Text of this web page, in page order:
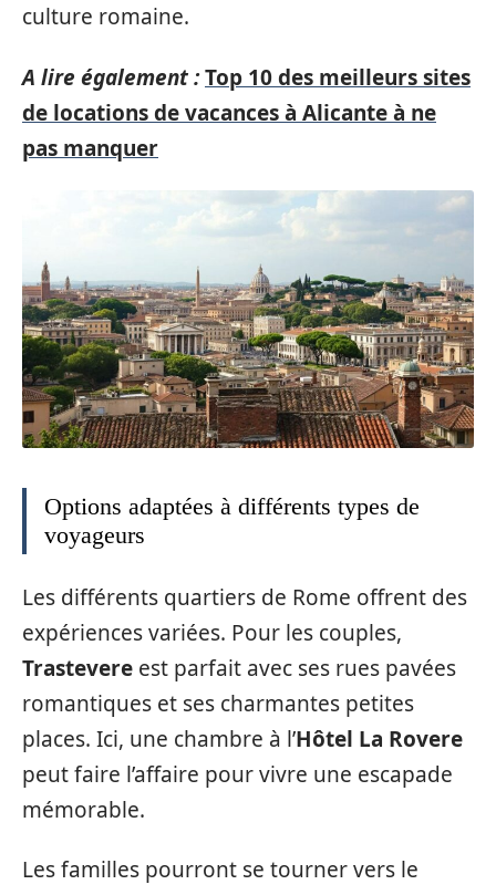
culture romaine.
A lire également :Top 10 des meilleurs sites
de locations de vacances à Alicante à ne
pas manquer
Options adaptées à différents types de
voyageurs
Les différents quartiers de Rome offrent des
expériences variées. Pour les couples,
Trastevere est parfait avec ses rues pavées
romantiques et ses charmantes petites
places. Ici, une chambre à l’Hôtel La Rovere
peut faire l’affaire pour vivre une escapade
mémorable.
Les familles pourront se tourner vers le